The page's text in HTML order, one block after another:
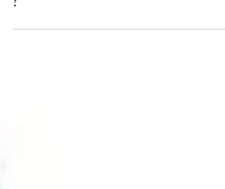
Hoe kun je zelf je eigen pensioen
berekenen en toekomstige uitkering